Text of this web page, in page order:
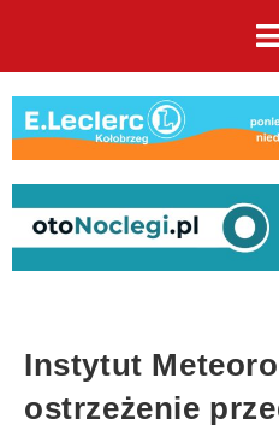
Instytut
ostrzeżenie